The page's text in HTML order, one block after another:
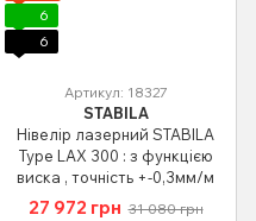
6
6
Артикул: 18327
STABILA
Нівелір лазерний STABILA
Type LAX 300 : з функцією
виска , точність +-0,3мм/м
27 972 грн 31 080 грн